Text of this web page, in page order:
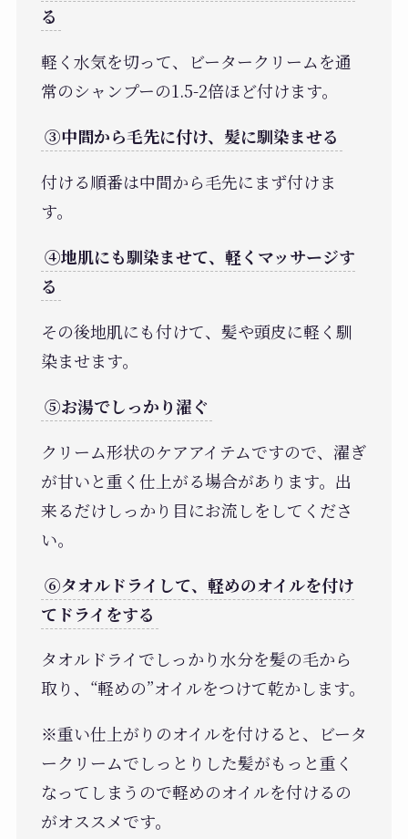
る
軽く水気を切って、ビータークリームを通
常のシャンプーの1.5-2倍ほど付けます。
③中間から毛先に付け、髪に馴染ませる
付ける順番は中間から毛先にまず付けま
す。
④地肌にも馴染ませて、軽くマッサージす
る
その後地肌にも付けて、髪や頭皮に軽く馴
染ませます。
⑤お湯でしっかり濯ぐ
クリーム形状のケアアイテムですので、濯ぎ
が甘いと重く仕上がる場合があります。出
来るだけしっかり目にお流しをしてくださ
い。
⑥タオルドライして、軽めのオイルを付け
てドライをする
タオルドライでしっかり水分を髪の毛から
取り、“軽めの”オイルをつけて乾かします。
※重い仕上がりのオイルを付けると、ビータ
ークリームでしっとりした髪がもっと重く
なってしまうので軽めのオイルを付けるの
がオススメです。